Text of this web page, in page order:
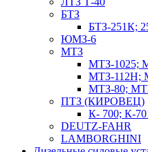
БТЗ
БТЗ-251К;
ЮМЗ-6
МТЗ
МТЗ-1025;
МТЗ-112Н;
МТЗ-80;
ПТЗ (КИРОВЕЦ)
К- 700; К-
DEUTZ-FAHR
LAMBORGHINI